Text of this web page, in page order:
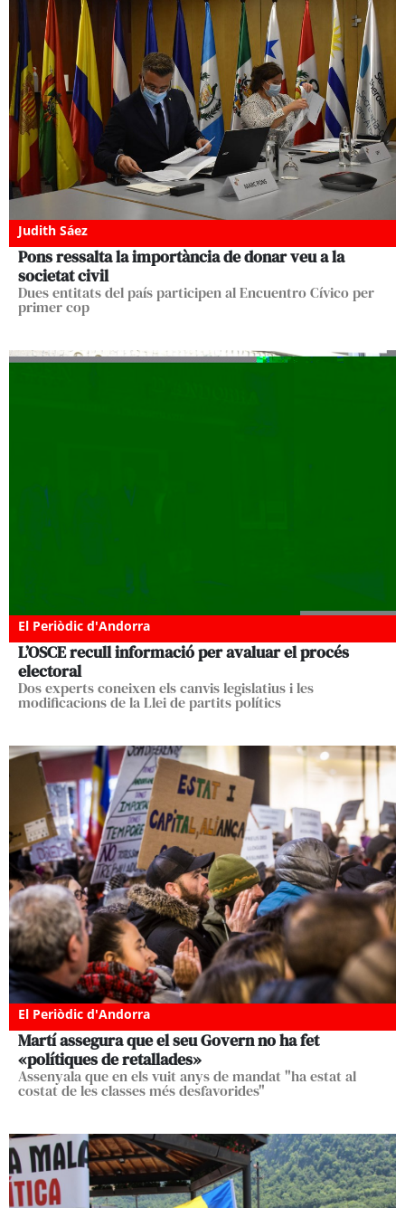
Judith Sáez
Pons ressalta la importància de donar veu a la
societat civil
Dues entitats del país participen al Encuentro Cívico per
primer cop
El Periòdic d'Andorra
L’OSCE recull informació per avaluar el procés
electoral
Dos experts coneixen els canvis legislatius i les
modificacions de la Llei de partits polítics
El Periòdic d'Andorra
Martí assegura que el seu Govern no ha fet
«polítiques de retallades»
Assenyala que en els vuit anys de mandat "ha estat al
costat de les classes més desfavorides"